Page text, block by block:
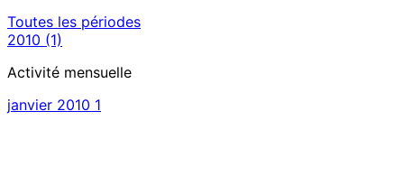
Toutes les périodes
2010 (1)
Activité mensuelle
janvier 2010 1